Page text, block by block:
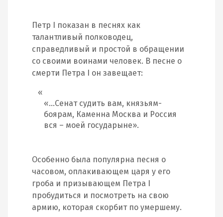
Петр I показан в песнях как
талантливый полководец,
справедливый и простой в обращении
со своими воинами человек. В песне о
смерти Петра I он завещает:
«…Сенат судить вам, князьям-
боярам, Каменна Москва и Россия
вся – моей государыне».
Особенно была популярна песня о
часовом, оплакивающем царя у его
гроба и призывающем Петра I
пробудиться и посмотреть на свою
армию, которая скорбит по умершему.